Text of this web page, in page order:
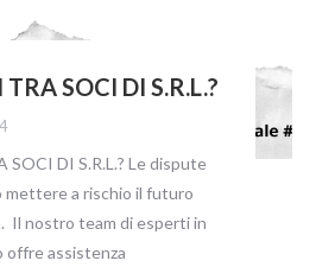
SOCI DI S.R.L.?
SOCI DI S.R.L.? Le dispute
mettere a rischio il futuro
Il nostro team di esperti in
assistenza